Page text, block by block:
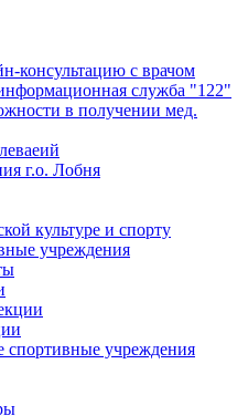
консультацию с врачом
служба "122"
в получении мед.
г.о. Лобня
культуре и спорту
учреждения
спортивные учреждения